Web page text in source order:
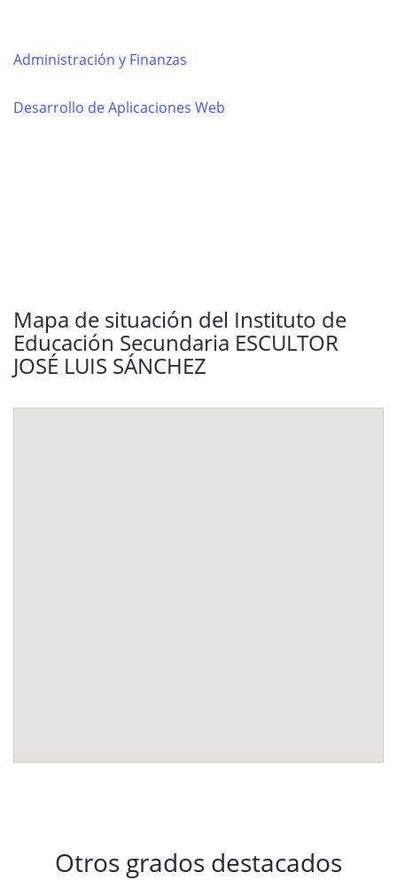
Administración y Finanzas
Desarrollo de Aplicaciones Web
Mapa de situación del Instituto de
Educación Secundaria ESCULTOR
JOSÉ LUIS SÁNCHEZ
Otros grados destacados